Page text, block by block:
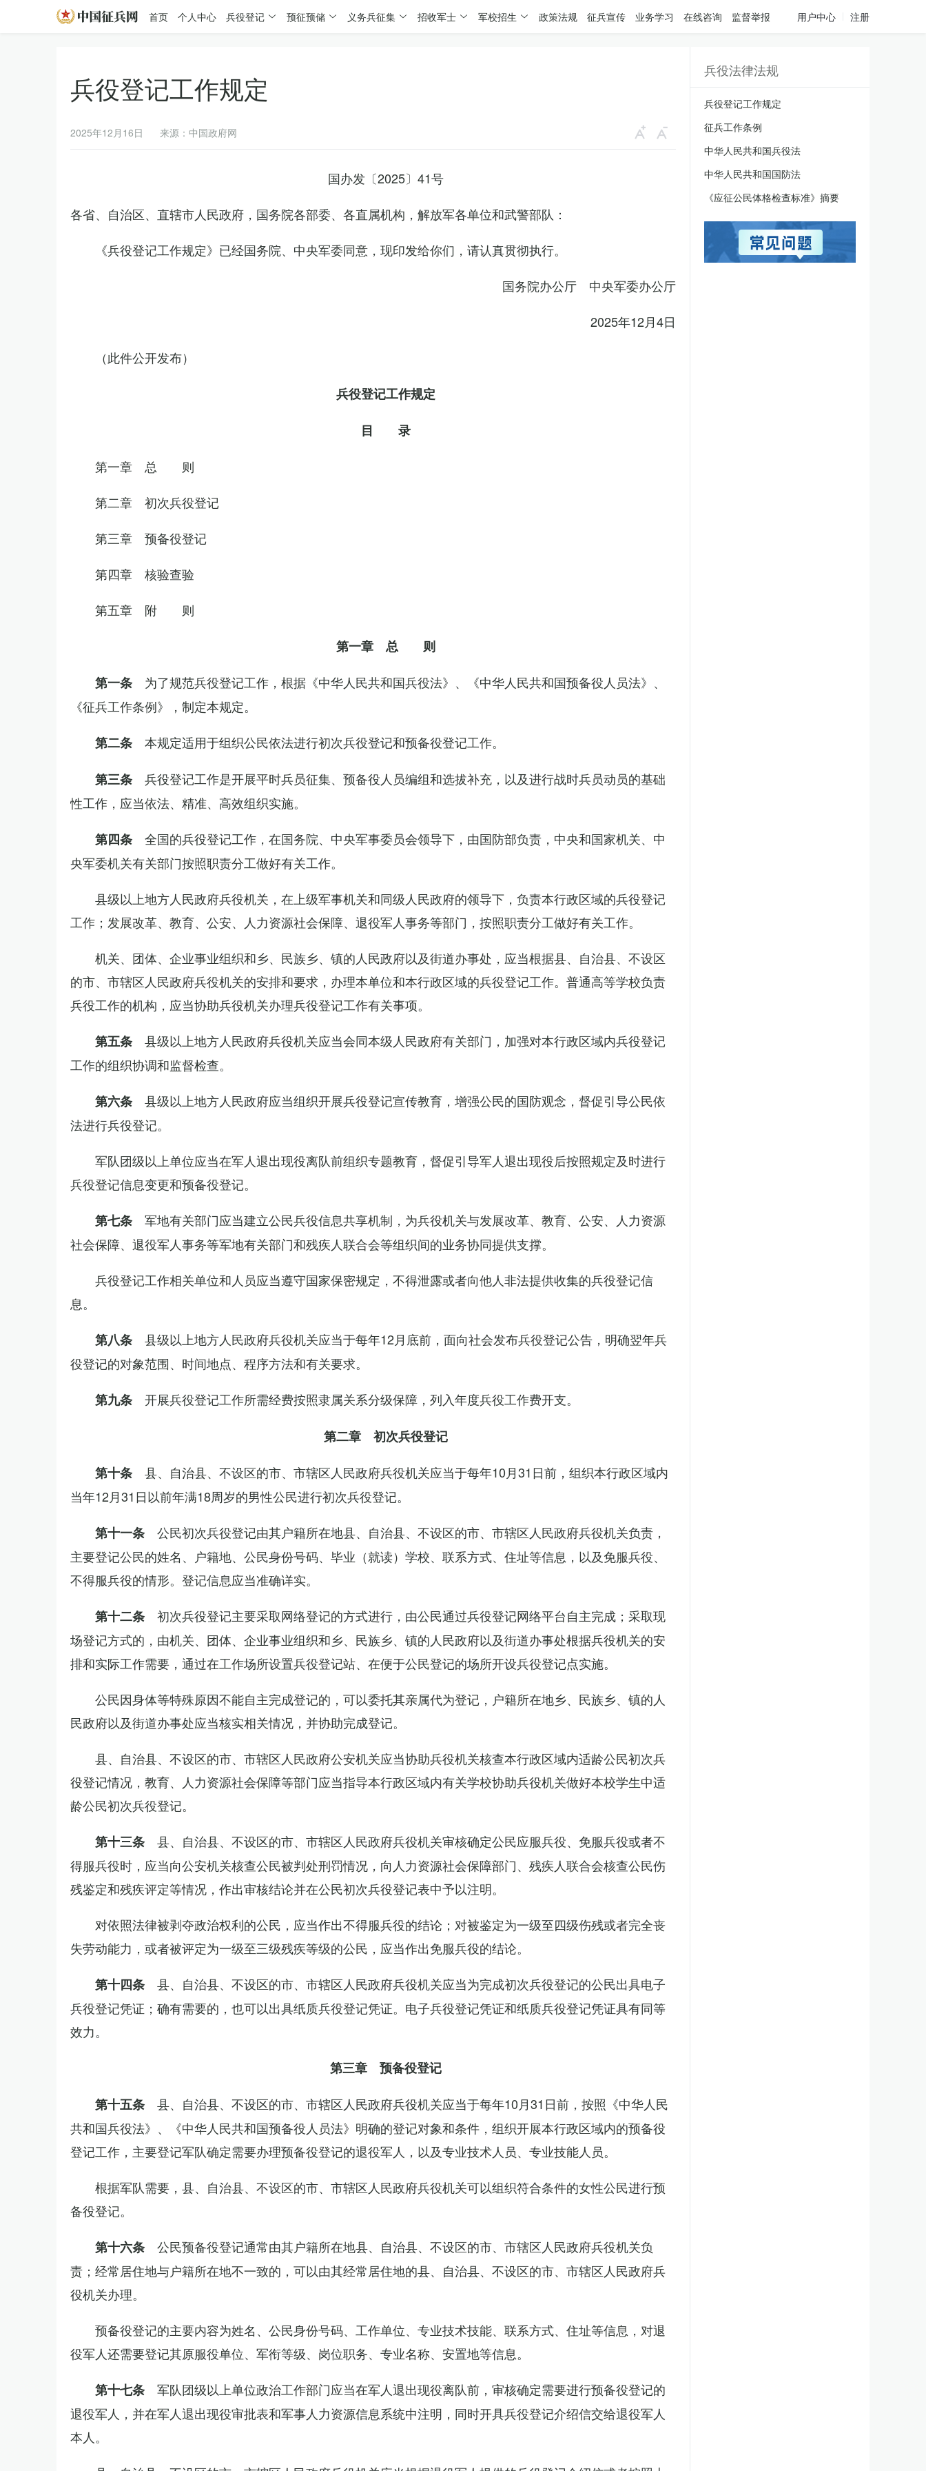
首页 个人中心 兵役登记 预征预储 义务兵征集 招收军士 军校招生 政策法规 征兵宣传 业务学习 在线咨询 监督举报 用户中心 注册
兵役登记工作规定
2025年12月16日 来源：中国政府网
国办发〔2025〕41号
各省、自治区、直辖市人民政府，国务院各部委、各直属机构，解放军各单位和武警部队：
《兵役登记工作规定》已经国务院、中央军委同意，现印发给你们，请认真贯彻执行。
国务院办公厅 中央军委办公厅
2025年12月4日
（此件公开发布）
兵役登记工作规定
目 录
第一章 总 则
第二章 初次兵役登记
第三章 预备役登记
第四章 核验查验
第五章 附 则
第一章 总 则
第一条 为了规范兵役登记工作，根据《中华人民共和国兵役法》、《中华人民共和国预备役人员法》、
《征兵工作条例》，制定本规定。
第二条 本规定适用于组织公民依法进行初次兵役登记和预备役登记工作。
第三条 兵役登记工作是开展平时兵员征集、预备役人员编组和选拔补充，以及进行战时兵员动员的基础
性工作，应当依法、精准、高效组织实施。
第四条 全国的兵役登记工作，在国务院、中央军事委员会领导下，由国防部负责，中央和国家机关、中
央军委机关有关部门按照职责分工做好有关工作。
县级以上地方人民政府兵役机关，在上级军事机关和同级人民政府的领导下，负责本行政区域的兵役登记
工作；发展改革、教育、公安、人力资源社会保障、退役军人事务等部门，按照职责分工做好有关工作。
机关、团体、企业事业组织和乡、民族乡、镇的人民政府以及街道办事处，应当根据县、自治县、不设区
的市、市辖区人民政府兵役机关的安排和要求，办理本单位和本行政区域的兵役登记工作。普通高等学校负责
兵役工作的机构，应当协助兵役机关办理兵役登记工作有关事项。
第五条 县级以上地方人民政府兵役机关应当会同本级人民政府有关部门，加强对本行政区域内兵役登记
工作的组织协调和监督检查。
第六条 县级以上地方人民政府应当组织开展兵役登记宣传教育，增强公民的国防观念，督促引导公民依
法进行兵役登记。
军队团级以上单位应当在军人退出现役离队前组织专题教育，督促引导军人退出现役后按照规定及时进行
兵役登记信息变更和预备役登记。
第七条 军地有关部门应当建立公民兵役信息共享机制，为兵役机关与发展改革、教育、公安、人力资源
社会保障、退役军人事务等军地有关部门和残疾人联合会等组织间的业务协同提供支撑。
兵役登记工作相关单位和人员应当遵守国家保密规定，不得泄露或者向他人非法提供收集的兵役登记信
息。
第八条 县级以上地方人民政府兵役机关应当于每年12月底前，面向社会发布兵役登记公告，明确翌年兵
役登记的对象范围、时间地点、程序方法和有关要求。
第九条 开展兵役登记工作所需经费按照隶属关系分级保障，列入年度兵役工作费开支。
第二章 初次兵役登记
第十条 县、自治县、不设区的市、市辖区人民政府兵役机关应当于每年10月31日前，组织本行政区域内
当年12月31日以前年满18周岁的男性公民进行初次兵役登记。
第十一条 公民初次兵役登记由其户籍所在地县、自治县、不设区的市、市辖区人民政府兵役机关负责，
主要登记公民的姓名、户籍地、公民身份号码、毕业（就读）学校、联系方式、住址等信息，以及免服兵役、
不得服兵役的情形。登记信息应当准确详实。
第十二条 初次兵役登记主要采取网络登记的方式进行，由公民通过兵役登记网络平台自主完成；采取现
场登记方式的，由机关、团体、企业事业组织和乡、民族乡、镇的人民政府以及街道办事处根据兵役机关的安
排和实际工作需要，通过在工作场所设置兵役登记站、在便于公民登记的场所开设兵役登记点实施。
公民因身体等特殊原因不能自主完成登记的，可以委托其亲属代为登记，户籍所在地乡、民族乡、镇的人
民政府以及街道办事处应当核实相关情况，并协助完成登记。
县、自治县、不设区的市、市辖区人民政府公安机关应当协助兵役机关核查本行政区域内适龄公民初次兵
役登记情况，教育、人力资源社会保障等部门应当指导本行政区域内有关学校协助兵役机关做好本校学生中适
龄公民初次兵役登记。
第十三条 县、自治县、不设区的市、市辖区人民政府兵役机关审核确定公民应服兵役、免服兵役或者不
得服兵役时，应当向公安机关核查公民被判处刑罚情况，向人力资源社会保障部门、残疾人联合会核查公民伤
残鉴定和残疾评定等情况，作出审核结论并在公民初次兵役登记表中予以注明。
对依照法律被剥夺政治权利的公民，应当作出不得服兵役的结论；对被鉴定为一级至四级伤残或者完全丧
失劳动能力，或者被评定为一级至三级残疾等级的公民，应当作出免服兵役的结论。
第十四条 县、自治县、不设区的市、市辖区人民政府兵役机关应当为完成初次兵役登记的公民出具电子
兵役登记凭证；确有需要的，也可以出具纸质兵役登记凭证。电子兵役登记凭证和纸质兵役登记凭证具有同等
效力。
第三章 预备役登记
第十五条 县、自治县、不设区的市、市辖区人民政府兵役机关应当于每年10月31日前，按照《中华人民
共和国兵役法》、《中华人民共和国预备役人员法》明确的登记对象和条件，组织开展本行政区域内的预备役
登记工作，主要登记军队确定需要办理预备役登记的退役军人，以及专业技术人员、专业技能人员。
根据军队需要，县、自治县、不设区的市、市辖区人民政府兵役机关可以组织符合条件的女性公民进行预
备役登记。
第十六条 公民预备役登记通常由其户籍所在地县、自治县、不设区的市、市辖区人民政府兵役机关负
责；经常居住地与户籍所在地不一致的，可以由其经常居住地的县、自治县、不设区的市、市辖区人民政府兵
役机关办理。
预备役登记的主要内容为姓名、公民身份号码、工作单位、专业技术技能、联系方式、住址等信息，对退
役军人还需要登记其原服役单位、军衔等级、岗位职务、专业名称、安置地等信息。
第十七条 军队团级以上单位政治工作部门应当在军人退出现役离队前，审核确定需要进行预备役登记的
退役军人，并在军人退出现役审批表和军事人力资源信息系统中注明，同时开具兵役登记介绍信交给退役军人
本人。
兵役法律法规
兵役登记工作规定
征兵工作条例
中华人民共和国兵役法
中华人民共和国国防法
《应征公民体格检查标准》摘要